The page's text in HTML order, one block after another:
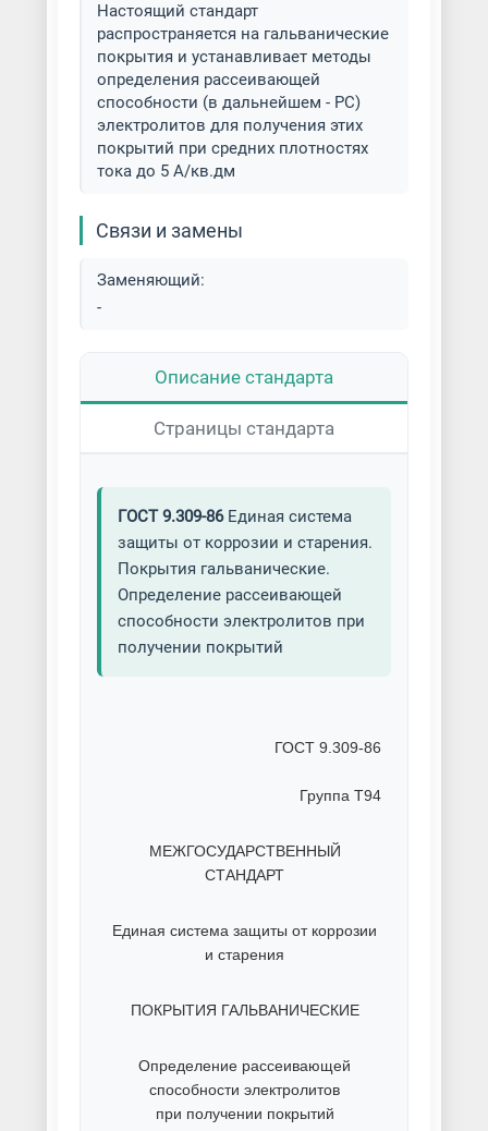
Фосфатирование металла
Химическая и гальваническая
обработка металла
Холодное цинкование металла
Электродуговая металлизация
Настоящий стандарт
распространяется на гальванические
покрытия и устанавливает методы
определения рассеивающей
способности (в дальнейшем - РС)
электролитов для получения этих
покрытий при средних плотностях
тока до 5 А/кв.дм
Связи и замены
Заменяющий:
-
Описание стандарта
Страницы стандарта
ГОСТ 9.309-86Единая система
защиты от коррозии и старения.
Покрытия гальванические.
Определение рассеивающей
способности электролитов при
получении покрытий